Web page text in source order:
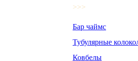
>>>
Бар чаймс
Тубулярные
Ковбелы